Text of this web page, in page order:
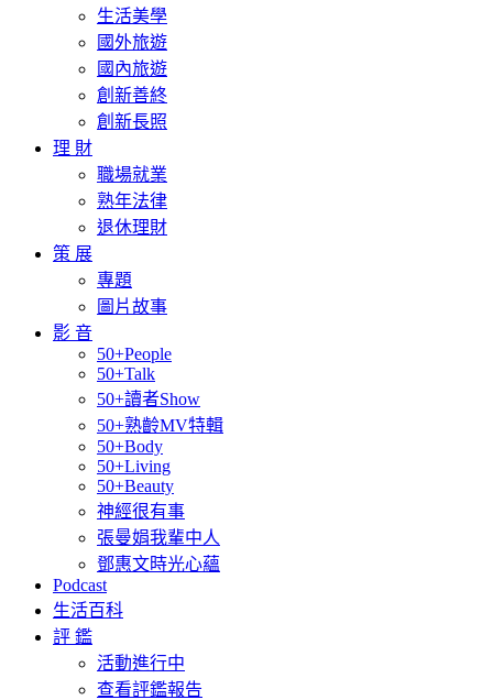
生活美學
國外旅遊
國內旅遊
創新善終
創新長照
理 財
職場就業
熟年法律
退休理財
策 展
專題
圖片故事
影 音
50+People
50+Talk
50+讀者Show
50+熟齡MV特輯
50+Body
50+Living
50+Beauty
神經很有事
張曼娟我輩中人
鄧惠文時光心蘊
Podcast
生活百科
評 鑑
活動進行中
查看評鑑報告